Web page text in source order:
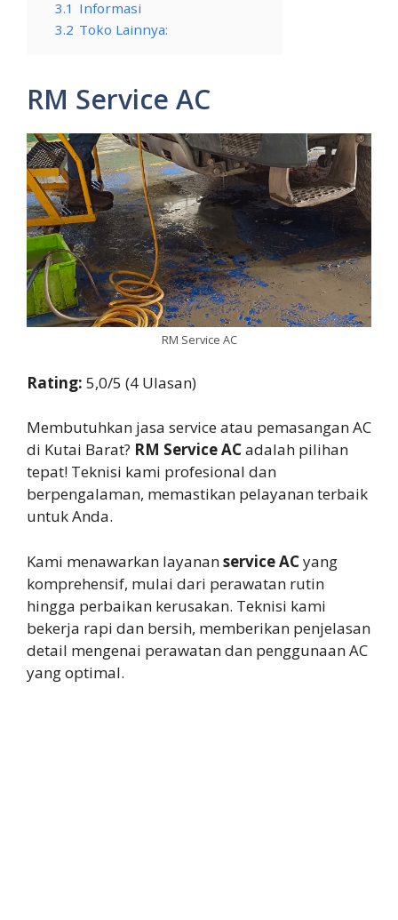
3.1 Informasi
3.2 Toko Lainnya:
RM Service AC
RM Service AC
Rating: 5,0/5 (4 Ulasan)
Membutuhkan jasa service atau pemasangan AC
di Kutai Barat? RM Service ACadalah pilihan
tepat! Teknisi kami profesional dan
berpengalaman, memastikan pelayanan terbaik
untuk Anda.
Kami menawarkan layananservice ACyang
komprehensif, mulai dari perawatan rutin
hingga perbaikan kerusakan. Teknisi kami
bekerja rapi dan bersih, memberikan penjelasan
detail mengenai perawatan dan penggunaan AC
yang optimal.